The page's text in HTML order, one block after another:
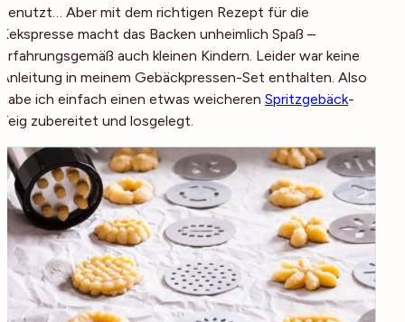
benutzt… Aber mit dem richtigen Rezept für die
Kekspresse macht das Backen unheimlich Spaß –
erfahrungsgemäß auch kleinen Kindern. Leider war keine
Anleitung in meinem Gebäckpressen-Set enthalten. Also
habe ich einfach einen etwas weicheren Spritzgebäck-
Teig zubereitet und losgelegt.